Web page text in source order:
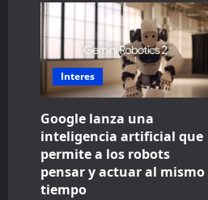
prepara
nuevos
Galaxy
Buds
con
diseño
nunca
antes
por
la
marca
Interes
Google lanza una
inteligencia artificial que
permite a los robots
pensar y actuar al mismo
tiempo